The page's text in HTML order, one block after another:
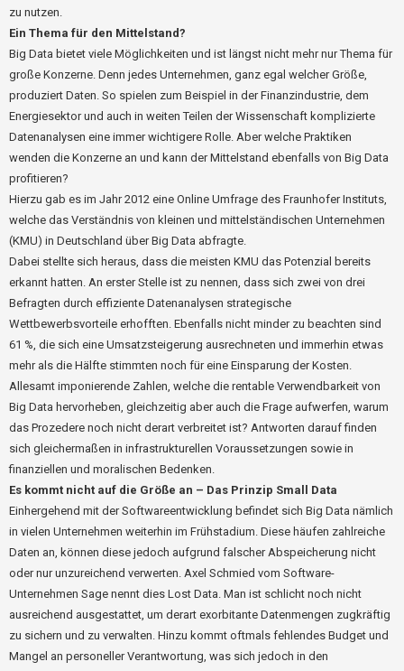
zu nutzen.
Ein Thema für den Mittelstand?
Big Data bietet viele Möglichkeiten und ist längst nicht mehr nur Thema für
große Konzerne. Denn jedes Unternehmen, ganz egal welcher Größe,
produziert Daten. So spielen zum Beispiel in der Finanzindustrie, dem
Energiesektor und auch in weiten Teilen der Wissenschaft komplizierte
Datenanalysen eine immer wichtigere Rolle. Aber welche Praktiken
wenden die Konzerne an und kann der Mittelstand ebenfalls von Big Data
profitieren?
Hierzu gab es im Jahr 2012 eine Online Umfrage des Fraunhofer Instituts,
welche das Verständnis von kleinen und mittelständischen Unternehmen
(KMU) in Deutschland über Big Data abfragte.
Dabei stellte sich heraus, dass die meisten KMU das Potenzial bereits
erkannt hatten. An erster Stelle ist zu nennen, dass sich zwei von drei
Befragten durch effiziente Datenanalysen strategische
Wettbewerbsvorteile erhofften. Ebenfalls nicht minder zu beachten sind
61 %, die sich eine Umsatzsteigerung ausrechneten und immerhin etwas
mehr als die Hälfte stimmten noch für eine Einsparung der Kosten.
Allesamt imponierende Zahlen, welche die rentable Verwendbarkeit von
Big Data hervorheben, gleichzeitig aber auch die Frage aufwerfen, warum
das Prozedere noch nicht derart verbreitet ist? Antworten darauf finden
sich gleichermaßen in infrastrukturellen Voraussetzungen sowie in
finanziellen und moralischen Bedenken.
Es kommt nicht auf die Größe an – Das Prinzip Small Data
Einhergehend mit der Softwareentwicklung befindet sich Big Data nämlich
in vielen Unternehmen weiterhin im Frühstadium. Diese häufen zahlreiche
Daten an, können diese jedoch aufgrund falscher Abspeicherung nicht
oder nur unzureichend verwerten. Axel Schmied vom Software-
Unternehmen Sage nennt dies Lost Data. Man ist schlicht noch nicht
ausreichend ausgestattet, um derart exorbitante Datenmengen zugkräftig
zu sichern und zu verwalten. Hinzu kommt oftmals fehlendes Budget und
Mangel an personeller Verantwortung, was sich jedoch in den